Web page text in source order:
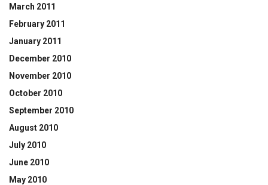
March 2011
February 2011
January 2011
December 2010
November 2010
October 2010
September 2010
August 2010
July 2010
June 2010
May 2010